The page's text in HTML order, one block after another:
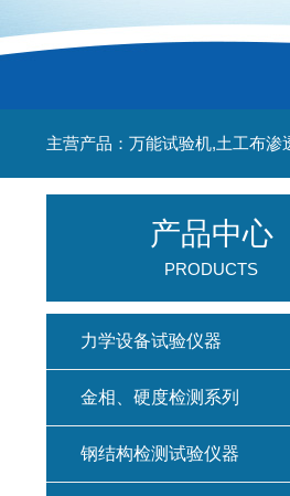
主营产品：万能试验机,土工布渗
产品中心
PRODUCTS
力学设备试验仪器
金相、硬度检测系列
钢结构检测试验仪器